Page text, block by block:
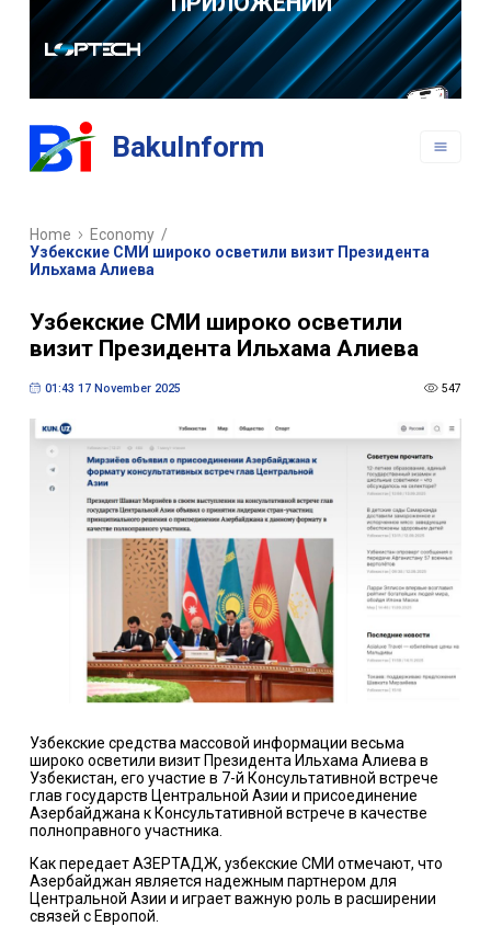
РАЗРАБОТКА
ВЕБ САЙТОВ
МОБИЛЬНЫХ
BakuInform
Home Economy /
Узбекские СМИ широко осветили визит Президента
Ильхама Алиева
Узбекские СМИ широко осветили
визит Президента Ильхама Алиева
01:43 17 November 2025 547
Узбекские средства массовой информации весьма
широко осветили визит Президента Ильхама Алиева в
Узбекистан, его участие в 7-й Консультативной встрече
глав государств Центральной Азии и присоединение
Азербайджана к Консультативной встрече в качестве
полноправного участника.
Как передает АЗЕРТАДЖ, узбекские СМИ отмечают, что
Азербайджан является надежным партнером для
Центральной Азии и играет важную роль в расширении
связей с Европой.